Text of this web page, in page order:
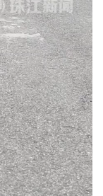
标识设计理念
年4月29日 11:14
都会讲粤语
下一篇